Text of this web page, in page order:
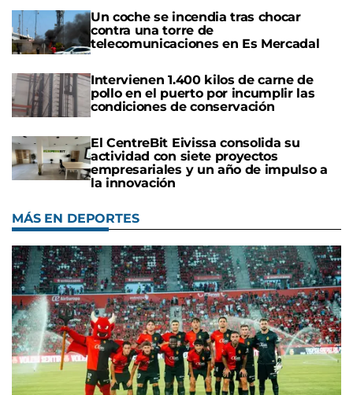
Un coche se incendia tras chocar
contra una torre de
telecomunicaciones en Es Mercadal
Intervienen 1.400 kilos de carne de
pollo en el puerto por incumplir las
condiciones de conservación
El CentreBit Eivissa consolida su
actividad con siete proyectos
empresariales y un año de impulso a
la innovación
MÁS EN DEPORTES